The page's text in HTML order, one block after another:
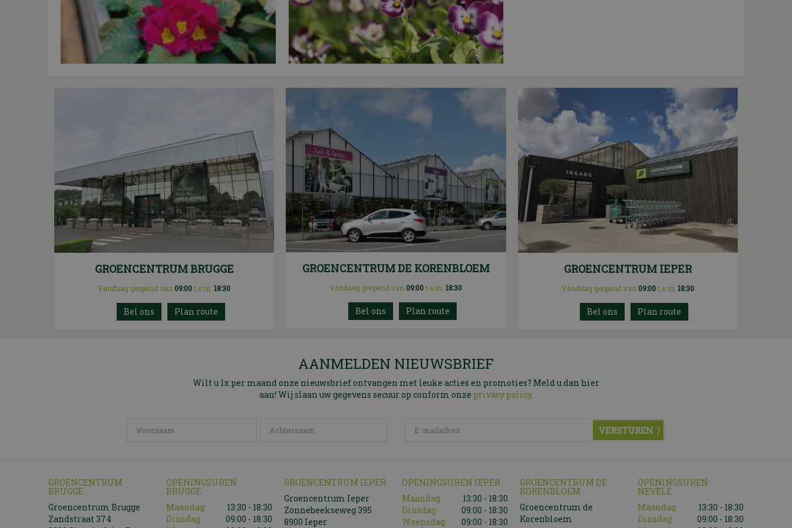
GROENCENTRUM BRUGGE
Vandaag geopend van 09:00t.e.m.18:30
Plan route
GROENCENTRUM DE KORENBLOEM
Vandaag geopend van 09:00t.e.m.18:30
Plan route
GROENCENTRUM IEPER
Vandaag geopend van 09:00t.e.m. 18:30
Plan route
AANMELDEN NIEUWSBRIEF
Wilt u 1x per maand onze nieuwsbrief ontvangen met leuke acties en promoties? Meld u dan hier
aan! Wij slaan uw gegevens secuur op conform onze privacy policy.
GROENCENTRUM
BRUGGE
Groencentrum Brugge
Zandstraat 374
OPENINGSUREN
BRUGGE
Maandag
13:30 - 18:30
Dinsdag
09:00 - 18:30
GROENCENTRUM IEPER
Groencentrum Ieper
Zonnebeekseweg 395
8900 Ieper
OPENINGSUREN IEPER
Maandag
13:30 - 18:30
Dinsdag
09:00 - 18:30
Woensdag
09:00 - 18:30
GROENCENTRUM DE
KORENBLOEM
Groencentrum de
Korenbloem
OPENINGSUREN
NEVELE
Maandag
13:30 - 18:30
Dinsdag
09:00 - 18:30